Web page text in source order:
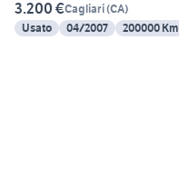
3.200 €Cagliari(CA)
Usato
04/2007 200000 Km